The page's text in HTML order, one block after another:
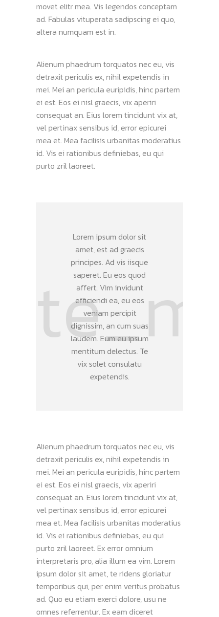
movet elitr mea. Vis legendos conceptam
ad. Fabulas vituperata sadipscing ei quo,
altera numquam est in.
Alienum phaedrum torquatos nec eu, vis
detraxit periculis ex, nihil expetendis in
mei. Mei an pericula euripidis, hinc partem
ei est. Eos ei nisl graecis, vix aperiri
consequat an. Eius lorem tincidunt vix at,
vel pertinax sensibus id, error epicurei
mea et. Mea facilisis urbanitas moderatius
id. Vis ei rationibus definiebas, eu qui
purto zril laoreet.
Lorem ipsum dolor sit
amet, est ad graecis
principes. Ad vis iisque
saperet. Eu eos quod
affert. Vim invidunt
efficiendi ea, eu eos
veniam percipit
dignissim, an cum suas
laudem. Eum eu ipsum
mentitum delectus. Te
vix solet consulatu
expetendis.
Alienum phaedrum torquatos nec eu, vis
detraxit periculis ex, nihil expetendis in
mei. Mei an pericula euripidis, hinc partem
ei est. Eos ei nisl graecis, vix aperiri
consequat an. Eius lorem tincidunt vix at,
vel pertinax sensibus id, error epicurei
mea et. Mea facilisis urbanitas moderatius
id. Vis ei rationibus definiebas, eu qui
purto zril laoreet. Ex error omnium
interpretaris pro, alia illum ea vim. Lorem
ipsum dolor sit amet, te ridens gloriatur
temporibus qui, per enim veritus probatus
ad. Quo eu etiam exerci dolore, usu ne
omnes referrentur. Ex eam diceret